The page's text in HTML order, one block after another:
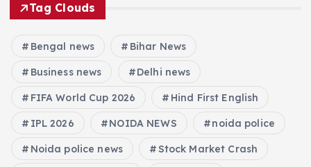
Tag Clouds
Bengal news Bihar News
Business news Delhi news
FIFA World Cup 2026 Hind First English
IPL 2026 NOIDA NEWS noida police
Noida police news Stock Market Crash